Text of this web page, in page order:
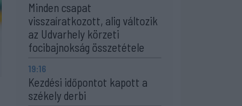
Minden csapat
visszaíratkozott, alig változik
az Udvarhely körzeti
focibajnokság összetétele
19:16
Kezdési időpontot kapott a
székely derbi